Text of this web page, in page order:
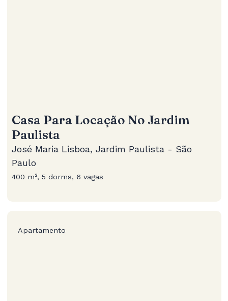
Casa Para Locação No Jardim
Paulista
José Maria Lisboa, Jardim Paulista - São
Paulo
400 m², 5 dorms, 6 vagas
Apartamento